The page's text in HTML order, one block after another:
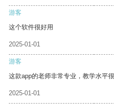
游客
这个软件很好用
2025-01-01
游客
这款app的老师非常专业，教学水平
2025-01-01